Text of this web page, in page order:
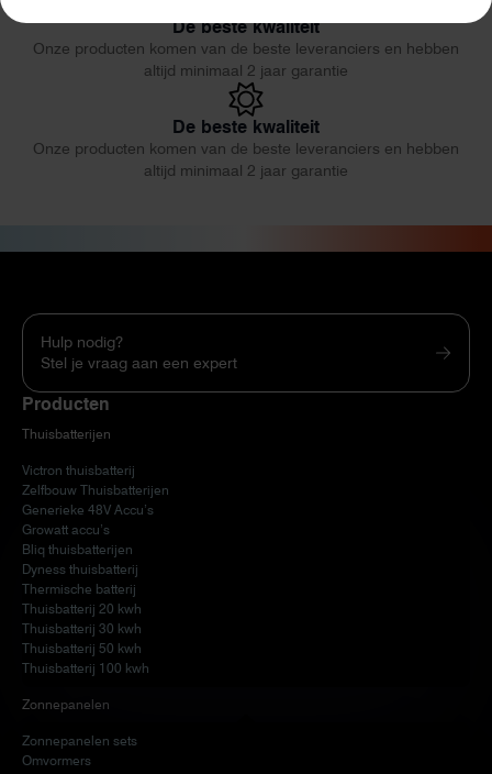
De beste kwaliteit
Onze producten komen van de beste leveranciers en hebben
altijd minimaal 2 jaar garantie
De beste kwaliteit
Onze producten komen van de beste leveranciers en hebben
altijd minimaal 2 jaar garantie
Hulp nodig?
Stel je vraag aan een expert
Producten
Thuisbatterijen
Victron thuisbatterij
Zelfbouw Thuisbatterijen
Generieke 48V Accu’s
Growatt accu’s
Bliq thuisbatterijen
Dyness thuisbatterij
Thermische batterij
Thuisbatterij 20 kwh
Thuisbatterij 30 kwh
Thuisbatterij 50 kwh
Thuisbatterij 100 kwh
Zonnepanelen
Zonnepanelen sets
Omvormers